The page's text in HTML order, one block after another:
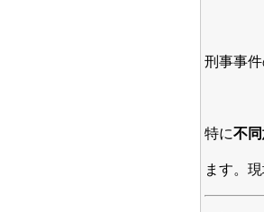
刑事事
特に不
ます。